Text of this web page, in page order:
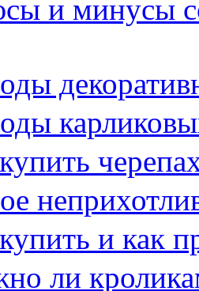
и минусы
и как
ли